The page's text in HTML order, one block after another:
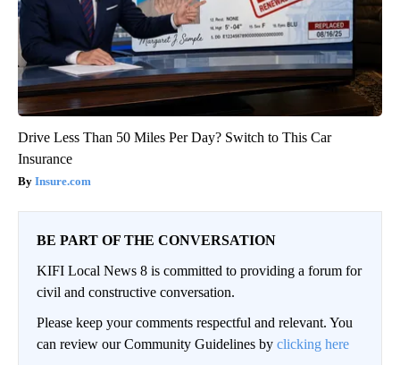
Drive Less Than 50 Miles Per Day? Switch to This Car
Insurance
Insure.com
BE PART OF THE CONVERSATION
KIFI Local News 8 is committed to providing a forum for
civil and constructive conversation.
Please keep your comments respectful and relevant. You
can review our Community Guidelines by clicking here